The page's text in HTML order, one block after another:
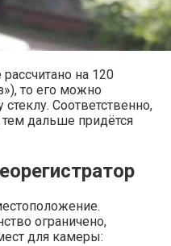
на 120
то его можно
Соответственно,
дальше придётся
ограничено,
для камеры: